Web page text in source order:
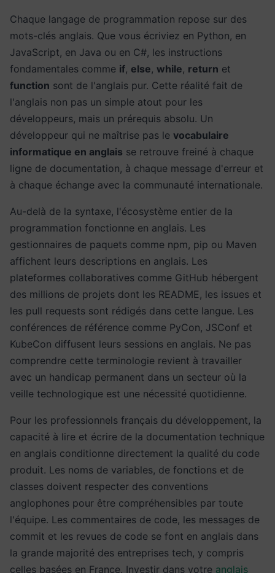
Chaque langage de programmation repose sur des
mots-clés anglais. Que vous écriviez en Python, en
JavaScript, en Java ou en C#, les instructions
fondamentales comme if, else, while, return et
function sont de l'anglais pur. Cette réalité fait de
l'anglais non pas un simple atout pour les
développeurs, mais un prérequis absolu. Un
développeur qui ne maîtrise pas le vocabulaire
informatique en anglais se retrouve freiné à chaque
ligne de documentation, à chaque message d'erreur et
à chaque échange avec la communauté internationale.
Au-delà de la syntaxe, l'écosystème entier de la
programmation fonctionne en anglais. Les
gestionnaires de paquets comme npm, pip ou Maven
affichent leurs descriptions en anglais. Les
plateformes collaboratives comme GitHub hébergent
des millions de projets dont les README, les issues et
les pull requests sont rédigés dans cette langue. Les
conférences de référence comme PyCon, JSConf et
KubeCon diffusent leurs sessions en anglais. Ne pas
comprendre cette terminologie revient à travailler
avec un handicap permanent dans un secteur où la
veille technologique est une nécessité quotidienne.
Pour les professionnels français du développement, la
capacité à lire et écrire de la documentation technique
en anglais conditionne directement la qualité du code
produit. Les noms de variables, de fonctions et de
classes doivent respecter des conventions
anglophones pour être compréhensibles par toute
l'équipe. Les commentaires de code, les messages de
commit et les revues de code se font en anglais dans
la grande majorité des entreprises tech, y compris
celles basées en France. Investir dans votre anglais